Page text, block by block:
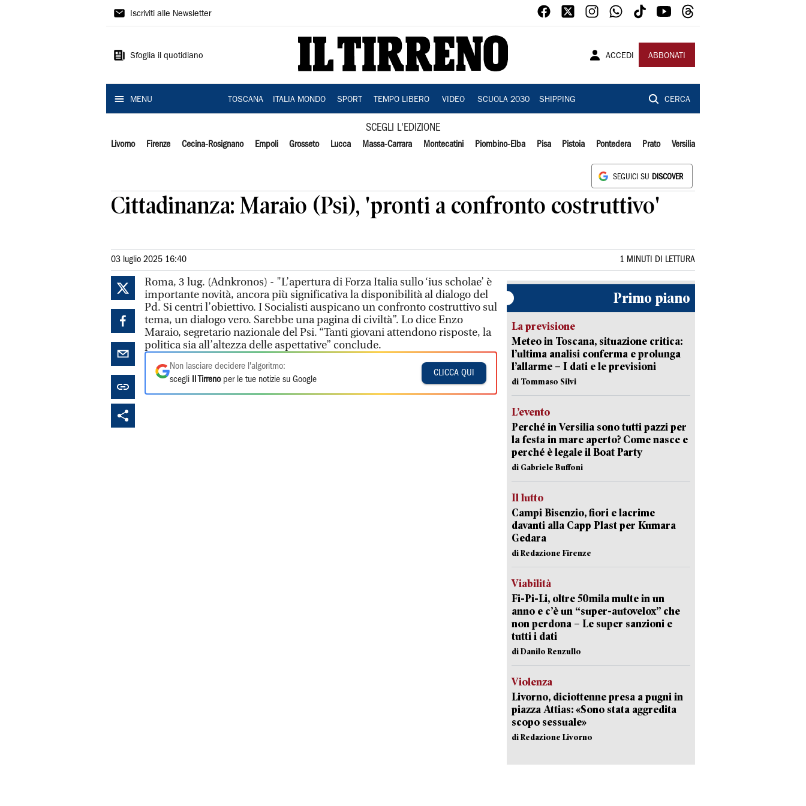
Il
Iscriviti alle Newsletter
Sfoglia il quotidiano ACCEDI ABBONATI
MENU TOSCANA ITALIA MONDO SPORT TEMPO LIBERO VIDEO SCUOLA 2030 SHIPPING CERCA
SCEGLI L'EDIZIONE
Livorno Firenze Cecina-Rosignano Empoli Grosseto Lucca Massa-Carrara Montecatini Piombino-Elba Pisa Pistoia Pontedera Prato Versilia
SEGUICI SU DISCOVER
Cittadinanza: Maraio (Psi), 'pronti a confronto costruttivo'
03 luglio 2025 16:40 1 MINUTI DI LETTURA
Roma, 3 lug. (Adnkronos) - "L’apertura di Forza Italia sullo ‘ius scholae’ è
importante novità, ancora più significativa la disponibilità al dialogo del
Pd. Si centri l’obiettivo. I Socialisti auspicano un confronto costruttivo sul
tema, un dialogo vero. Sarebbe una pagina di civiltà”. Lo dice Enzo
Maraio, segretario nazionale del Psi. “Tanti giovani attendono risposte, la
politica sia all’altezza delle aspettative” conclude.
Non lasciare decidere l'algoritmo:
scegli
Il Tirrenoper le tue notizie su Google
CLICCA QUI
Primo piano
La previsione
Meteo in Toscana, situazione critica:
l’ultima analisi conferma e prolunga
l’allarme – I dati e le previsioni
di Tommaso Silvi
L’evento
Perché in Versilia sono tutti pazzi per
la festa in mare aperto? Come nasce e
perché è legale il Boat Party
di Gabriele Buffoni
Il lutto
Campi Bisenzio, fiori e lacrime
davanti alla Capp Plast per Kumara
Gedara
di Redazione Firenze
Viabilità
Fi-Pi-Li, oltre 50mila multe in un
anno e c’è un “super-autovelox” che
non perdona – Le super sanzioni e
tutti i dati
di Danilo Renzullo
Violenza
Livorno, diciottenne presa a pugni in
piazza Attias: «Sono stata aggredita
scopo sessuale»
di Redazione Livorno